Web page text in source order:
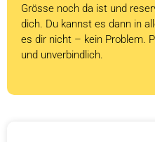
Grösse noch da ist und
dich. Du kannst es dann in
es dir nicht – kein Problem.
und unverbindlich.